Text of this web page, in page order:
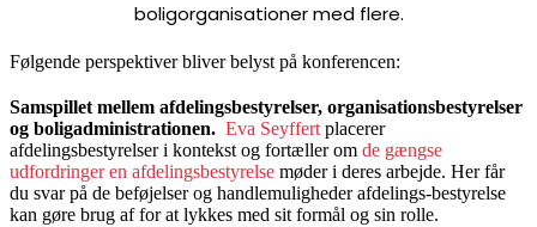
boligorganisationer med flere.
Følgende perspektiver bliver belyst på konferencen:
Samspillet mellem afdelingsbestyrelser, organisationsbestyrelser
og boligadministrationen. Eva Seyffert placerer
afdelingsbestyrelser i kontekst og fortæller om de gængse
udfordringer en afdelingsbestyrelse møder i deres arbejde. Her får
du svar på de beføjelser og handlemuligheder afdelings-bestyrelse
kan gøre brug af for at lykkes med sit formål og sin rolle.